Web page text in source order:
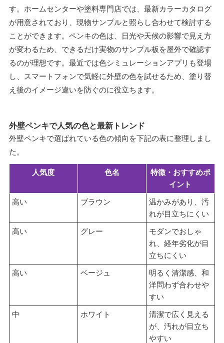
す。ホームセンターや塗料専門店では、最新カラーカタログ
が用意されており、現物サンプルと照らし合わせて検討する
ことができます。ペンキの色は、日光や天候の影響で見え方
が変わるため、できるだけ実物のサンプル板を屋外で確認す
るのが理想です。最近では色シミュレーションアプリも登場
し、スマートフォンで気軽に外壁の色を試せるため、塗り替
え後のイメージ違いを防ぐのに役立ちます。
外壁ペンキで人気の色と最新トレンド
外壁ペンキで選ばれている色の傾向を下記の表に整理しまし
た。
人気度 色名
特徴・おすすめポ
イント
高い ブラウン
温かみがあり、汚
れが目立ちにくい
高い グレー
モダンでおしゃ
れ、経年劣化が目
立ちにくい
高い ベージュ
明るく清潔感、和
洋問わず合わせや
すい
中 ホワイト
清潔で広く見える
が、汚れが目立ち
やすい